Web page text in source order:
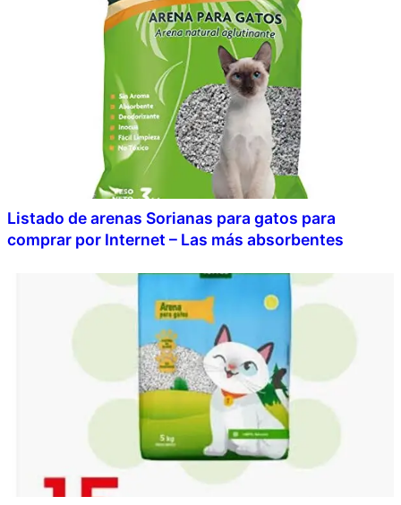
Listado de arenas Sorianas para gatos para
comprar por Internet – Las más absorbentes